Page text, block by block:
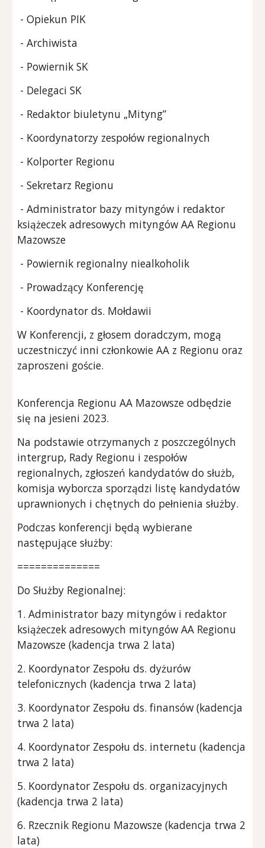
- Opiekun PIK
- Archiwista
- Powiernik SK
- Delegaci SK
- Redaktor biuletynu „Mityng”
- Koordynatorzy zespołów regionalnych
- Kolporter Regionu
- Sekretarz Regionu
- Administrator bazy mityngów i redaktor
książeczek adresowych mityngów AA Regionu
Mazowsze
- Powiernik regionalny niealkoholik
- Prowadzący Konferencję
- Koordynator ds. Mołdawii
W Konferencji, z głosem doradczym, mogą
uczestniczyć inni członkowie AA z Regionu oraz
zaproszeni goście.
Konferencja Regionu AA Mazowsze odbędzie
się na jesieni 2023.
Na podstawie otrzymanych z poszczególnych
intergrup, Rady Regionu i zespołów
regionalnych, zgłoszeń kandydatów do służb,
komisja wyborcza sporządzi listę kandydatów
uprawnionych i chętnych do pełnienia służby.
Podczas konferencji będą wybierane
następujące służby:
==============
Do Służby Regionalnej:
1. Administrator bazy mityngów i redaktor
książeczek adresowych mityngów AA Regionu
Mazowsze (kadencja trwa 2 lata)
2. Koordynator Zespołu ds. dyżurów
telefonicznych (kadencja trwa 2 lata)
3. Koordynator Zespołu ds. finansów (kadencja
trwa 2 lata)
4. Koordynator Zespołu ds. internetu (kadencja
trwa 2 lata)
5. Koordynator Zespołu ds. organizacyjnych
(kadencja trwa 2 lata)
6. Rzecznik Regionu Mazowsze (kadencja trwa 2
lata)